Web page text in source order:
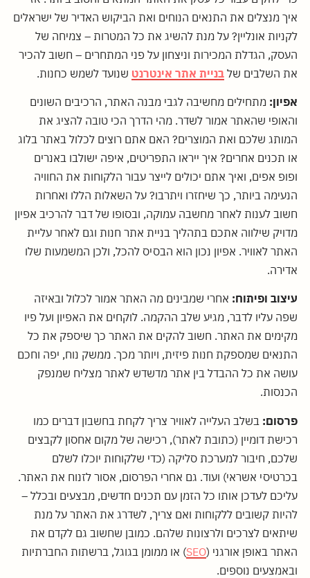
איך מנצלים את התנאים הנוחים ואת הביקוש האדיר של ישראלים
לקניות אונליין? על מנת להשיג את כל המטרות – צמיחה של
העסק, הגדלת המכירות וניצחון על פני המתחרים – חשוב להכיר
את השלבים של בניית אתר אינטרנט שנועד לשמש כחנות.
אפיון: מתחילים מחשיבה לגבי מבנה האתר, הרכיבים השונים
והאופי שהאתר אמור לשדר. מהי הדרך הכי טובה להציג את
המותג שלכם ואת המוצרים? האם אתם רוצים לכלול באתר בלוג
או תכנים אחרים? איך ייראו התפריטים, איפה ישולבו באנרים
ופופ אפים, ואיך אתם יכולים לייצר עבור הלקוחות את החוויה
הנעימה ביותר, כך שיחזרו ויתרבו? על השאלות הללו ואחרות
חשוב לענות לאחר מחשבה עמוקה, ובסופו של דבר להרכיב אפיון
מדויק שילווה אתכם בתהליך בניית אתר חנות וגם לאחר עליית
האתר לאוויר. אפיון נכון הוא הבסיס להכל, ולכן המשמעות שלו
אדירה.
עיצוב ופיתוח: אחרי שמבינים מה האתר אמור לכלול ובאיזה
שפה עליו לדבר, מגיע שלב ההקמה. לוקחים את האפיון ועל פיו
מקימים את האתר. חשוב להקים את האתר כך שיספק את כל
התנאים שמספקת חנות פיזית, ויותר מכך. ממשק נוח, יפה וחכם
עושה את כל ההבדל בין אתר מדשדש לאתר מצליח שמנפק
הכנסות.
פרסום: בשלב העלייה לאוויר צריך לקחת בחשבון דברים כמו
רכישת דומיין (כתובת לאתר), רכישה של מקום אחסון לקבצים
שלכם, חיבור למערכת סליקה (כדי שלקוחות יוכלו לשלם
בכרטיסי אשראי) ועוד. גם אחרי הפרסום, אסור לזנוח את האתר.
עליכם לעדכן אותו כל הזמן עם תכנים חדשים, מבצעים ובכלל –
להיות קשובים ללקוחות ואם צריך, לשדרג את האתר על מנת
שיתאים לצרכים ולרצונות שלהם. כמובן שחשוב גם לקדם את
האתר באופן אורגני (SEO) או ממומן בגוגל, ברשתות החברתיות
ובאמצעים נוספים.